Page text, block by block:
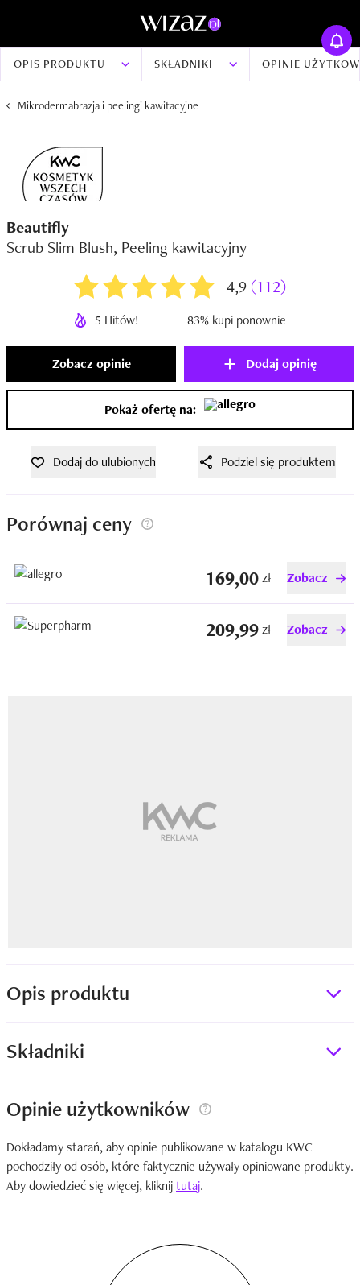
OPIS PRODUKTU SKŁADNIKI OPINIE
Mikrodermabrazja i peelingi kawitacyjne
Beautifly
Scrub Slim Blush, Peeling kawitacyjny
4,9 (112)
5 Hitów! 83% kupi ponownie
Zobacz opinie Dodaj opinię
Pokaż ofertę na:
Dodaj do ulubionych Podziel się produktem
Porównaj ceny
169,00zł Zobacz
209,99zł Zobacz
Opis produktu
Składniki
Opinie użytkowników
Dokładamy starań, aby opinie publikowane w katalogu KWC
pochodziły od osób, które faktycznie używały opiniowane produkty.
Aby dowiedzieć się więcej, kliknijtutaj.